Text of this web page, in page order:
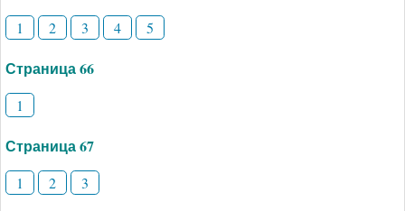
1 2 3 4 5
Страница 66
1
Страница 67
1 2 3